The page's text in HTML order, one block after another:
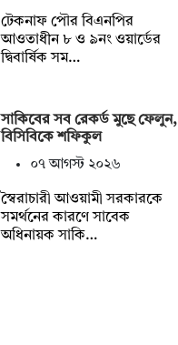
টেকনাফ পৌর বিএনপির
আওতাধীন ৮ ও ৯নং ওয়ার্ডের
দ্বিবার্ষিক সম…
সাকিবের সব রেকর্ড মুছে ফেলুন,
বিসিবিকে শফিকুল
০৭ আগস্ট ২০২৬
স্বৈরাচারী আওয়ামী সরকারকে
সমর্থনের কারণে সাবেক
অধিনায়ক সাকি…